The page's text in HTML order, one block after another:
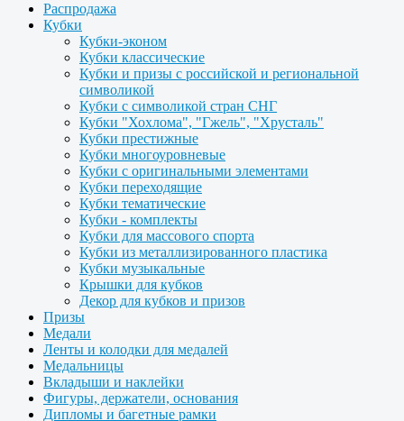
Распродажа
Кубки
Кубки-эконом
Кубки классические
Кубки и призы с российской и региональной
символикой
Кубки с символикой стран СНГ
Кубки "Хохлома", "Гжель", "Хрусталь"
Кубки престижные
Кубки многоуровневые
Кубки с оригинальными элементами
Кубки переходящие
Кубки тематические
Кубки - комплекты
Кубки для массового спорта
Кубки из металлизированного пластика
Кубки музыкальные
Крышки для кубков
Декор для кубков и призов
Призы
Медали
Ленты и колодки для медалей
Медальницы
Вкладыши и наклейки
Фигуры, держатели, основания
Дипломы и багетные рамки